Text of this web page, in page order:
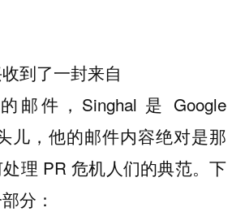
到了一封来自
邮件，Singhal 是 Google
儿，他的邮件内容绝对是那
理 PR 危机人们的典范。下
分：